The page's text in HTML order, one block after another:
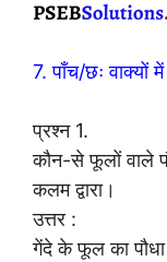
7. पाँच/छः वाक्यों
प्रश्न 1.
कौन-से फूलों वाले
कलम द्वारा।
उत्तर :
गेंदे के फूल का पौधा